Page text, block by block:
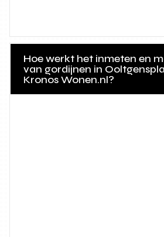
Hoe werkt het inmeten en
van gordijnen in
Kronos Wonen.nl?